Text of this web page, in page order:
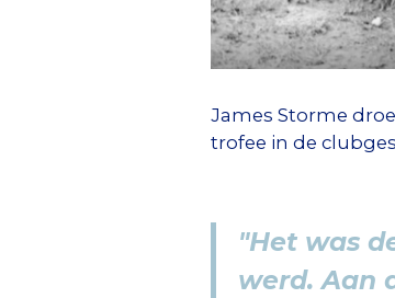
James Storme
trofee in de
"Het was
werd. Aan